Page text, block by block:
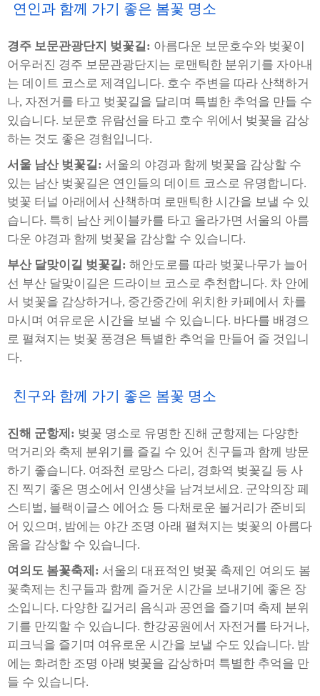
연인과 함께 가기 좋은 봄꽃 명소
경주 보문관광단지 벚꽃길: 아름다운 보문호수와 벚꽃이
어우러진 경주 보문관광단지는 로맨틱한 분위기를 자아내
는 데이트 코스로 제격입니다. 호수 주변을 따라 산책하거
나, 자전거를 타고 벚꽃길을 달리며 특별한 추억을 만들 수
있습니다. 보문호 유람선을 타고 호수 위에서 벚꽃을 감상
하는 것도 좋은 경험입니다.
서울 남산 벚꽃길: 서울의 야경과 함께 벚꽃을 감상할 수
있는 남산 벚꽃길은 연인들의 데이트 코스로 유명합니다.
벚꽃 터널 아래에서 산책하며 로맨틱한 시간을 보낼 수 있
습니다. 특히 남산 케이블카를 타고 올라가면 서울의 아름
다운 야경과 함께 벚꽃을 감상할 수 있습니다.
부산 달맞이길 벚꽃길: 해안도로를 따라 벚꽃나무가 늘어
선 부산 달맞이길은 드라이브 코스로 추천합니다. 차 안에
서 벚꽃을 감상하거나, 중간중간에 위치한 카페에서 차를
마시며 여유로운 시간을 보낼 수 있습니다. 바다를 배경으
로 펼쳐지는 벚꽃 풍경은 특별한 추억을 만들어 줄 것입니
다.
친구와 함께 가기 좋은 봄꽃 명소
진해 군항제: 벚꽃 명소로 유명한 진해 군항제는 다양한
먹거리와 축제 분위기를 즐길 수 있어 친구들과 함께 방문
하기 좋습니다. 여좌천 로망스 다리, 경화역 벚꽃길 등 사
진 찍기 좋은 명소에서 인생샷을 남겨보세요. 군악의장 페
스티벌, 블랙이글스 에어쇼 등 다채로운 볼거리가 준비되
어 있으며, 밤에는 야간 조명 아래 펼쳐지는 벚꽃의 아름다
움을 감상할 수 있습니다.
여의도 봄꽃축제: 서울의 대표적인 벚꽃 축제인 여의도 봄
꽃축제는 친구들과 함께 즐거운 시간을 보내기에 좋은 장
소입니다. 다양한 길거리 음식과 공연을 즐기며 축제 분위
기를 만끽할 수 있습니다. 한강공원에서 자전거를 타거나,
피크닉을 즐기며 여유로운 시간을 보낼 수도 있습니다. 밤
에는 화려한 조명 아래 벚꽃을 감상하며 특별한 추억을 만
들 수 있습니다.